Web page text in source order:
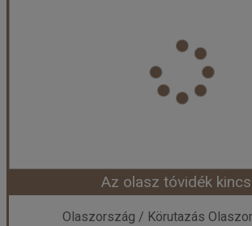
Toszkána
Utazás módja:Busszal
Ellátás:
Reggeli
Szálláskategória:Hotel ***
Háromágyas
Időpont: 2026-08-18 | 5
Az olasz tóvidék
Olaszország / Körutazás